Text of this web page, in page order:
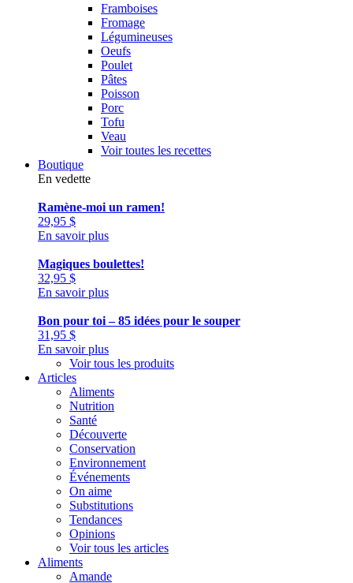
Framboises
Fromage
Légumineuses
Oeufs
Poulet
Pâtes
Poisson
Porc
Tofu
Veau
Voir toutes les recettes
Boutique
En vedette
Ramène-moi un ramen!
29,95 $
En savoir plus
Magiques boulettes!
32,95 $
En savoir plus
Bon pour toi – 85 idées pour le souper
31,95 $
En savoir plus
Voir tous les produits
Articles
Aliments
Nutrition
Santé
Découverte
Conservation
Environnement
Événements
On aime
Substitutions
Tendances
Opinions
Voir tous les articles
Aliments
Amande